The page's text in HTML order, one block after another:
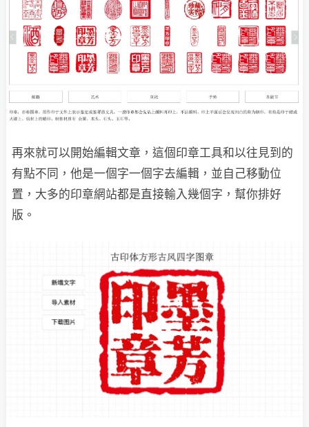
再來就可以開始編輯文章，這個印章工具和以往見到的
有點不同，他是一個字一個字去編輯，並自己移動位
置，大多的印章網站都是直接輸入幾個字，幫你排好
版。